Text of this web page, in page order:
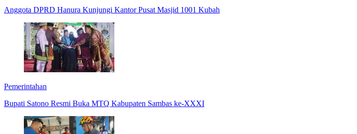
Anggota DPRD Hanura Kunjungi Kantor Pusat Masjid 1001 Kubah
Pemerintahan
Bupati Satono Resmi Buka MTQ Kabupaten Sambas ke-XXXI